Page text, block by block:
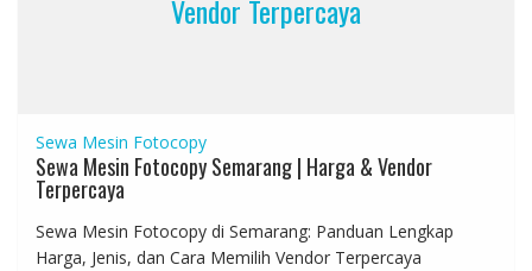
Vendor Terpercaya
Sewa Mesin Fotocopy
Sewa Mesin Fotocopy Semarang | Harga & Vendor
Terpercaya
Sewa Mesin Fotocopy di Semarang: Panduan Lengkap
Harga, Jenis, dan Cara Memilih Vendor Terpercaya